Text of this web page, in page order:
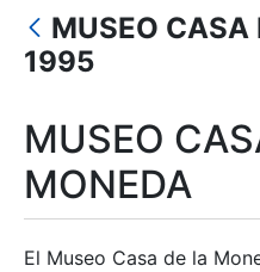
Erakutsi/Ezkutatu
MUSEO CASA
1995
MUSEO
MONEDA
El Museo Casa de la